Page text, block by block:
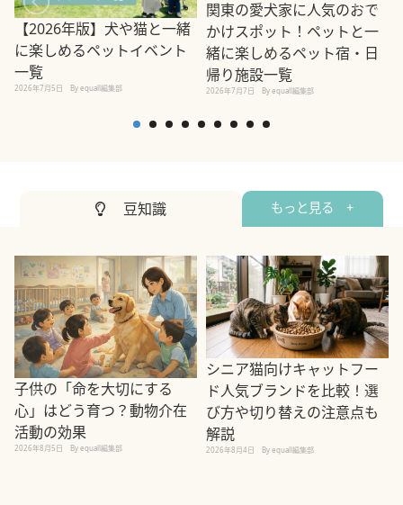
【2026年版】犬や猫と一緒
に楽しめるペットイベント
一覧
2026年7月5日 By equall編集部
関東の愛犬家に人気のおで
かけスポット！ペットと一
緒に楽しめるペット宿・日
帰り施設一覧
2026年7月7日 By equall編集部
豆知識 もっと見る +
子供の「命を大切にする
心」はどう育つ？動物介在
活動の効果
2026年8月5日 By equall編集部
シニア猫向けキャットフー
ド人気ブランドを比較！選
び方や切り替えの注意点も
解説
2026年8月4日 By equall編集部